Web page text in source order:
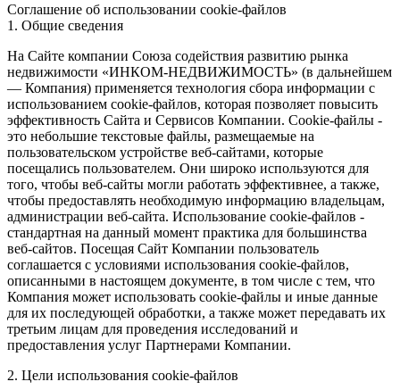
Соглашение об использовании cookie-файлов
1. Общие сведения
На Сайте компании Союза содействия развитию рынка
недвижимости «ИНКОМ-НЕДВИЖИМОСТЬ» (в дальнейшем
— Компания) применяется технология сбора информации с
использованием cookie-файлов, которая позволяет повысить
эффективность Сайта и Сервисов Компании. Сookie-файлы -
это небольшие текстовые файлы, размещаемые на
пользовательском устройстве веб-сайтами, которые
посещались пользователем. Они широко используются для
того, чтобы веб-сайты могли работать эффективнее, а также,
чтобы предоставлять необходимую информацию владельцам,
администрации веб-сайта. Использование cookie-файлов -
стандартная на данный момент практика для большинства
веб-сайтов. Посещая Сайт Компании пользователь
соглашается с условиями использования cookie-файлов,
описанными в настоящем документе, в том числе с тем, что
Компания может использовать cookie-файлы и иные данные
для их последующей обработки, а также может передавать их
третьим лицам для проведения исследований и
предоставления услуг Партнерами Компании.
2. Цели использования cookie-файлов